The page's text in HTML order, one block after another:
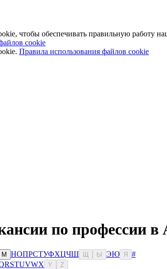
чтобы обеспечивать правильную работу
cookie
Правила использования файлов cookie
по профессии в
М НОПРСТУФХЦЧШ Ы ЭЮ Я
#
RSTUVWX Y Z